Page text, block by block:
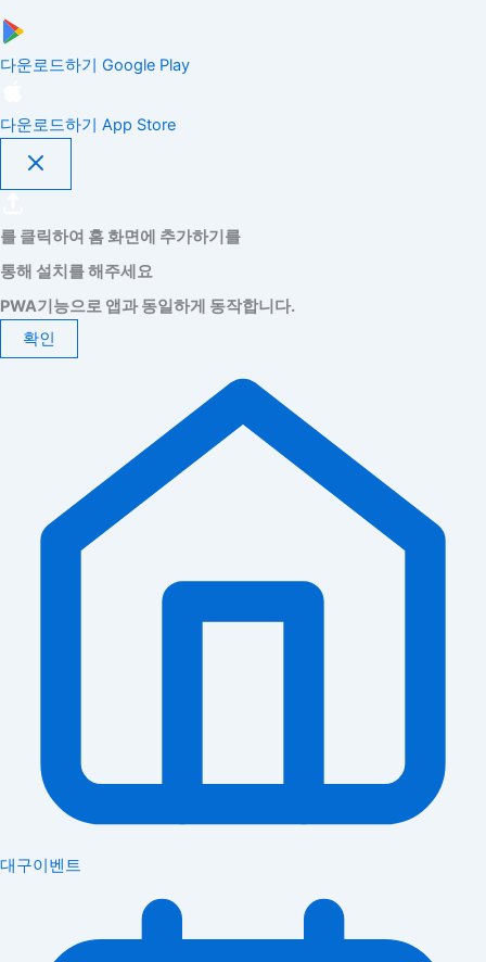
다운로드하기 Google Play
다운로드하기 App Store
를 클릭하여 홈 화면에 추가하기를
통해 설치를 해주세요
PWA기능으로 앱과 동일하게 동작합니다.
확인
대구이벤트